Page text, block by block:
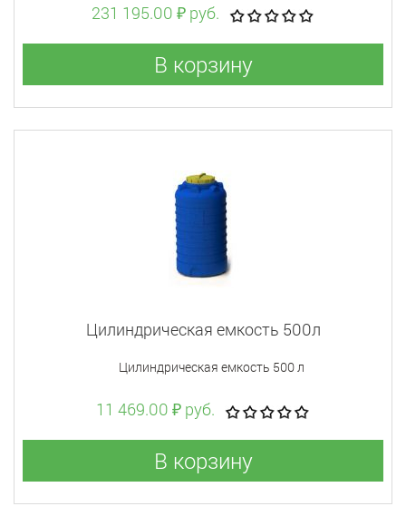
231 195.00 ₽ руб.
В корзину
Цилиндрическая емкость 500л
Цилиндрическая емкость 500 л
11 469.00 ₽ руб.
В корзину